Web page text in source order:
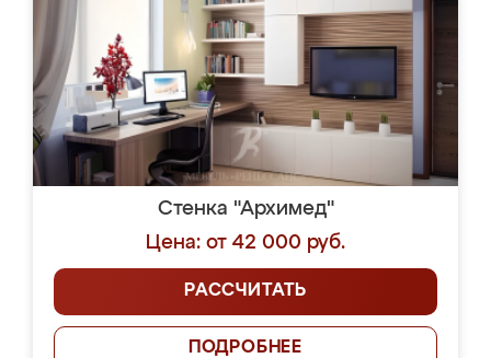
Стенка "Архимед"
Цена: от 42 000 руб.
РАССЧИТАТЬ
ПОДРОБНЕЕ